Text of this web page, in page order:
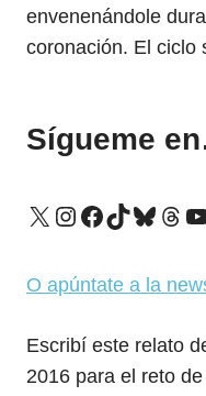
envenenándole
coronación. El ciclo
Sígueme
X Instagram
Facebook
TikTok
O apúntate a la
Escribí este relato
2016 para el reto